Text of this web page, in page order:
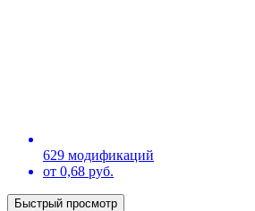
629 модификаций
от 0,68 руб.
Быстрый просмотр